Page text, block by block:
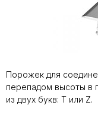
Порожек для
перепадом высоты в
из двух букв: Т или Z.